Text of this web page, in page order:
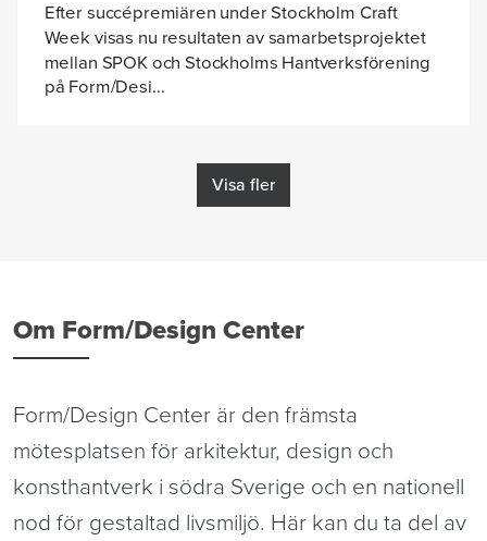
Efter succépremiären under Stockholm Craft
Week visas nu resultaten av samarbetsprojektet
mellan SPOK och Stockholms Hantverksförening
på Form/Desi...
Visa fler
Om Form/Design Center
Form/Design Center är den främsta
mötesplatsen för arkitektur, design och
konsthantverk i södra Sverige och en nationell
nod för gestaltad livsmiljö. Här kan du ta del av